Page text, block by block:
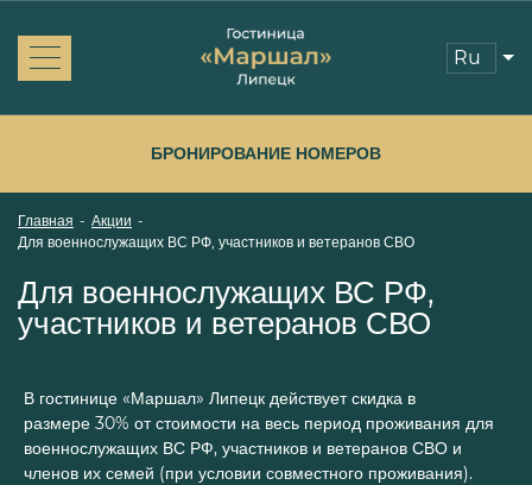
ru
Об отеле Новости
Бронирование
Контакты
БРОНИРОВАНИЕ НОМЕРОВ
Главная - Акции -
Для военнослужащих ВС РФ, участников и ветеранов СВО
Для военнослужащих ВС РФ,
участников и ветеранов СВО
В гостинице «Маршал» Липецк действует скидка в
размере 30% от стоимости на весь период проживания для
военнослужащих ВС РФ, участников и ветеранов СВО и
членов их семей (при условии совместного проживания).